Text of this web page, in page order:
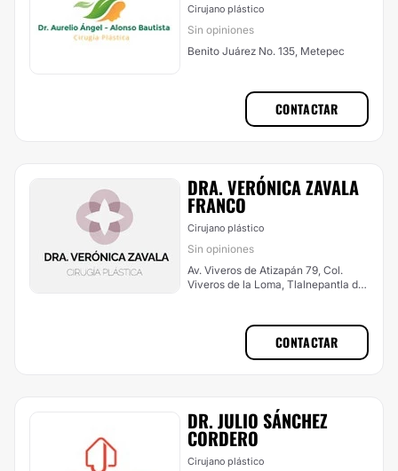
Cirujano plástico
Sin opiniones
Benito Juárez No. 135, Metepec
CONTACTAR
DRA. VERÓNICA ZAVALA
FRANCO
Cirujano plástico
Sin opiniones
Av. Viveros de Atizapán 79, Col.
Viveros de la Loma, Tlalnepantla de
CONTACTAR
DR. JULIO SÁNCHEZ
CORDERO
Cirujano plástico